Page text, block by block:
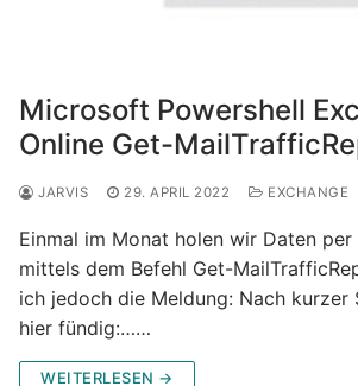
Microsoft Powershell
Online Get-
JARVIS 29. APRIL 2022 EXCHANGE
Einmal im Monat holen wir Daten per
mittels dem Befehl Get-
ich jedoch die Meldung: Nach kurzer
hier fündig:……
WEITERLESEN →